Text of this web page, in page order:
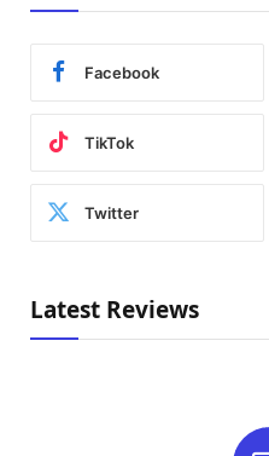
Facebook
TikTok
Twitter
Latest Reviews